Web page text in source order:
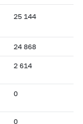
25 144
24 868
2 614
0
0